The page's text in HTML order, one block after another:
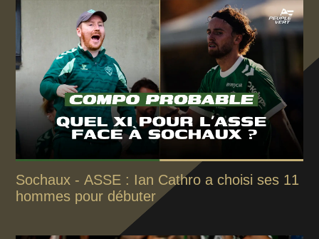
Sochaux - ASSE : Ian Cathro a choisi ses 11
hommes pour débuter